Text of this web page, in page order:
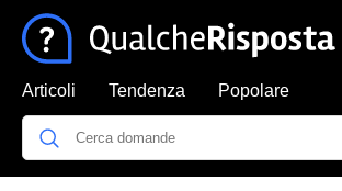
Articoli Tendenza Popolare